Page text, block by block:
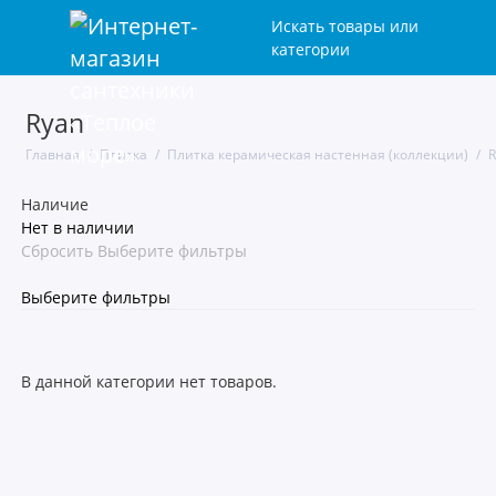
Искать товары или
категории
Ryan
Главная Плитка Плитка керамическая настенная (коллекции)
Наличие
Нет в наличии
Сбросить Выберите фильтры
Выберите фильтры
Декоративный камень
Карандаши, декоративные элементы
В данной категории нет товаров.